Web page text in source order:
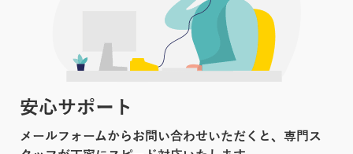
安心サポート
メールフォームからお問い合わせいただくと、専門ス